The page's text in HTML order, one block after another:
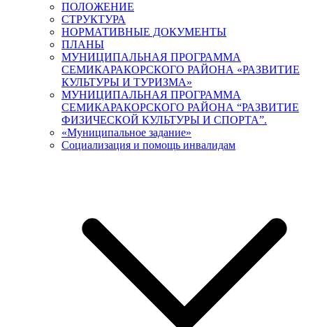
ПОЛОЖЕНИЕ
СТРУКТУРА
НОРМАТИВНЫЕ ДОКУМЕНТЫ
ПЛАНЫ
МУНИЦИПАЛЬНАЯ ПРОГРАММА
СЕМИКАРАКОРСКОГО РАЙОНА «РАЗВИТИЕ
КУЛЬТУРЫ И ТУРИЗМА»
МУНИЦИПАЛЬНАЯ ПРОГРАММА
СЕМИКАРАКОРСКОГО РАЙОНА “РАЗВИТИЕ
ФИЗИЧЕСКОЙ КУЛЬТУРЫ И СПОРТА”.
«Муниципальное задание»
Социализация и помощь инвалидам